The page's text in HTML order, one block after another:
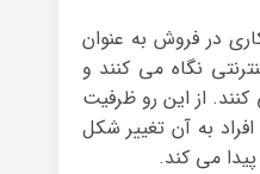
در فروش به عنوان
نگاه می کنند و
از این رو ظرفیت
به آن تغییر شکل
می کند.